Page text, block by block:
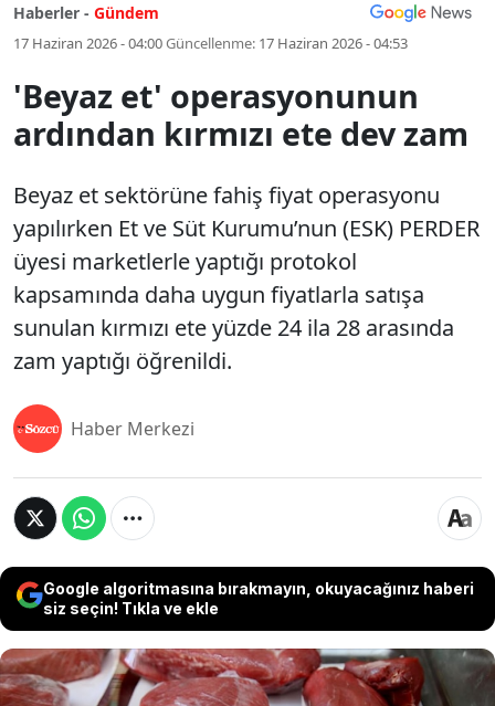
Haberler - Gündem
17 Haziran 2026 - 04:00Güncellenme: 17 Haziran 2026 - 04:53
'Beyaz et' operasyonunun
ardından kırmızı ete dev zam
Beyaz et sektörüne fahiş fiyat operasyonu
yapılırken Et ve Süt Kurumu’nun (ESK) PERDER
üyesi marketlerle yaptığı protokol
kapsamında daha uygun fiyatlarla satışa
sunulan kırmızı ete yüzde 24 ila 28 arasında
zam yaptığı öğrenildi.
Haber Merkezi
Google algoritmasına bırakmayın, okuyacağınız haberi
siz seçin! Tıkla ve ekle